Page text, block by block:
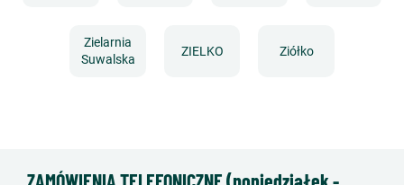
Zielarnia
Suwalska
ZIELKO Ziółko